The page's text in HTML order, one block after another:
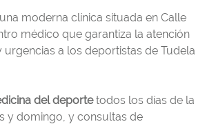
moderna clínica situada en Calle
médico que garantiza la atención
a los deportistas de Tudela
del deportetodos los días de la
y domingo, y consultas de